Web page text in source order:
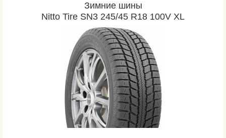
Зимние шины
Nitto Tire SN3 245/45 R18 100V XL